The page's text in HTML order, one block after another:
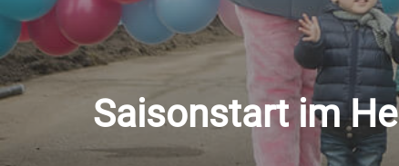
Saisonstart im